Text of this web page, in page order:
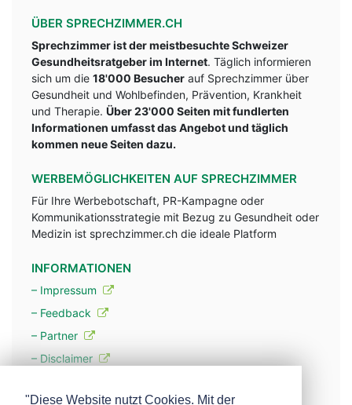
ÜBER SPRECHZIMMER.CH
Sprechzimmer ist der meistbesuchte Schweizer
Gesundheitsratgeber im Internet. Täglich informieren
sich um die 18'000 Besucher auf Sprechzimmer über
Gesundheit und Wohlbefinden, Prävention, Krankheit
und Therapie. Über 23'000 Seiten mit fundlerten
Informationen umfasst das Angebot und täglich
kommen neue Seiten dazu.
WERBEMÖGLICHKEITEN AUF SPRECHZIMMER
Für Ihre Werbebotschaft, PR-Kampagne oder
Kommunikationsstrategie mit Bezug zu Gesundheit oder
Medizin ist sprechzimmer.ch die ideale Platform
INFORMATIONEN
– Impressum
– Feedback
– Partner
– Disclaimer
"Diese Website nutzt Cookies. Mit der